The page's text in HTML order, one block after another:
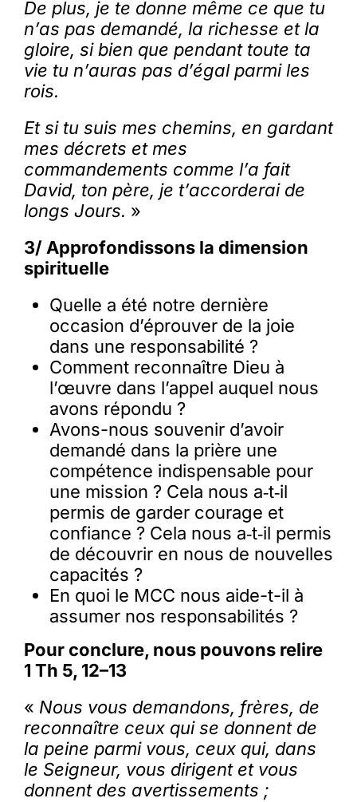
De plus, je te donne même ce que tu
n’as pas demandé, la richesse et la
gloire, si bien que pendant toute ta
vie tu n’auras pas d’égal parmi les
rois.
Et si tu suis mes chemins, en gardant
mes décrets et mes
commandements comme l’a fait
David, ton père, je t’accorderai de
longs Jours. »
3/ Approfondissons la dimension
spirituelle
Quelle a été notre dernière
occasion d’éprouver de la joie
dans une responsabilité ?
Comment reconnaître Dieu à
l’œuvre dans l’appel auquel nous
avons répondu ?
Avons-nous souvenir d’avoir
demandé dans la prière une
compétence indispensable pour
une mission ? Cela nous a‑t‑il
permis de garder courage et
confiance ? Cela nous a‑t‑il permis
de découvrir en nous de nouvelles
capacités ?
En quoi le MCC nous aide-t-il à
assumer nos responsabilités ?
Pour conclure, nous pouvons relire
1 Th 5, 12–13
« Nous vous demandons, frères, de
reconnaître ceux qui se donnent de
la peine parmi vous, ceux qui, dans
le Seigneur, vous dirigent et vous
donnent des avertissements ;